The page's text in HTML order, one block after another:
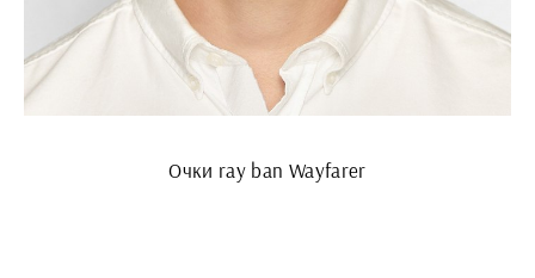
Очки ray ban Wayfarer